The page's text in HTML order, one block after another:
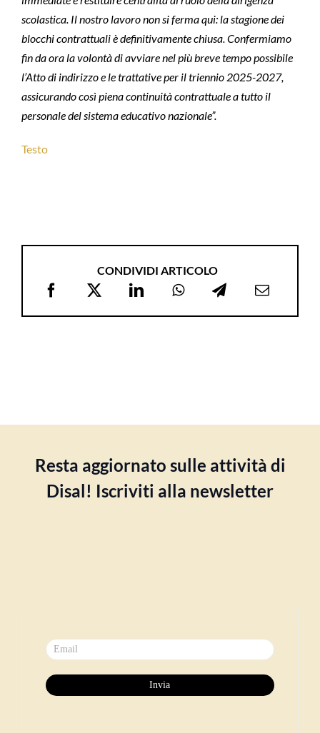
scolastica. Il nostro lavoro non si ferma qui: la stagione dei
blocchi contrattuali è definitivamente chiusa. Confermiamo
fin da ora la volontà di avviare nel più breve tempo possibile
l’Atto di indirizzo e le trattative per il triennio 2025-2027,
assicurando così piena continuità contrattuale a tutto il
personale del sistema educativo nazionale”.
Testo
CONDIVIDI ARTICOLO
Resta aggiornato sulle attività di
Disal! Iscriviti alla newsletter